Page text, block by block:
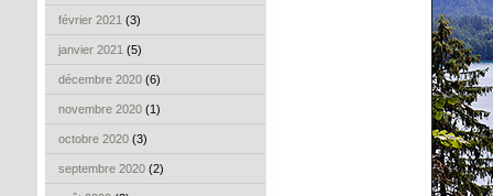
février 2021 (3)
janvier 2021 (5)
décembre 2020 (6)
novembre 2020 (1)
octobre 2020 (3)
septembre 2020 (2)